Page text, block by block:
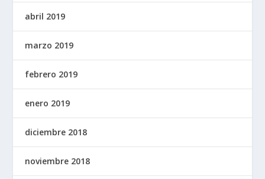
abril 2019
marzo 2019
febrero 2019
enero 2019
diciembre 2018
noviembre 2018